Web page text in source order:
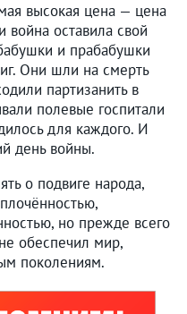
высокая цена — цена
оставила свой
и прабабушки
Они шли на смерть
партизанить в
полевые госпитали
для каждого. И
день войны.
о подвиге народа,
но прежде всего
обеспечил мир,
поколениям.